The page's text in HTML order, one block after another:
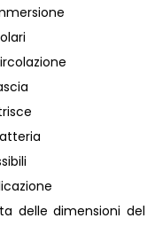
delle dimensioni